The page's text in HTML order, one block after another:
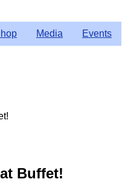
Media Events
Buffet!